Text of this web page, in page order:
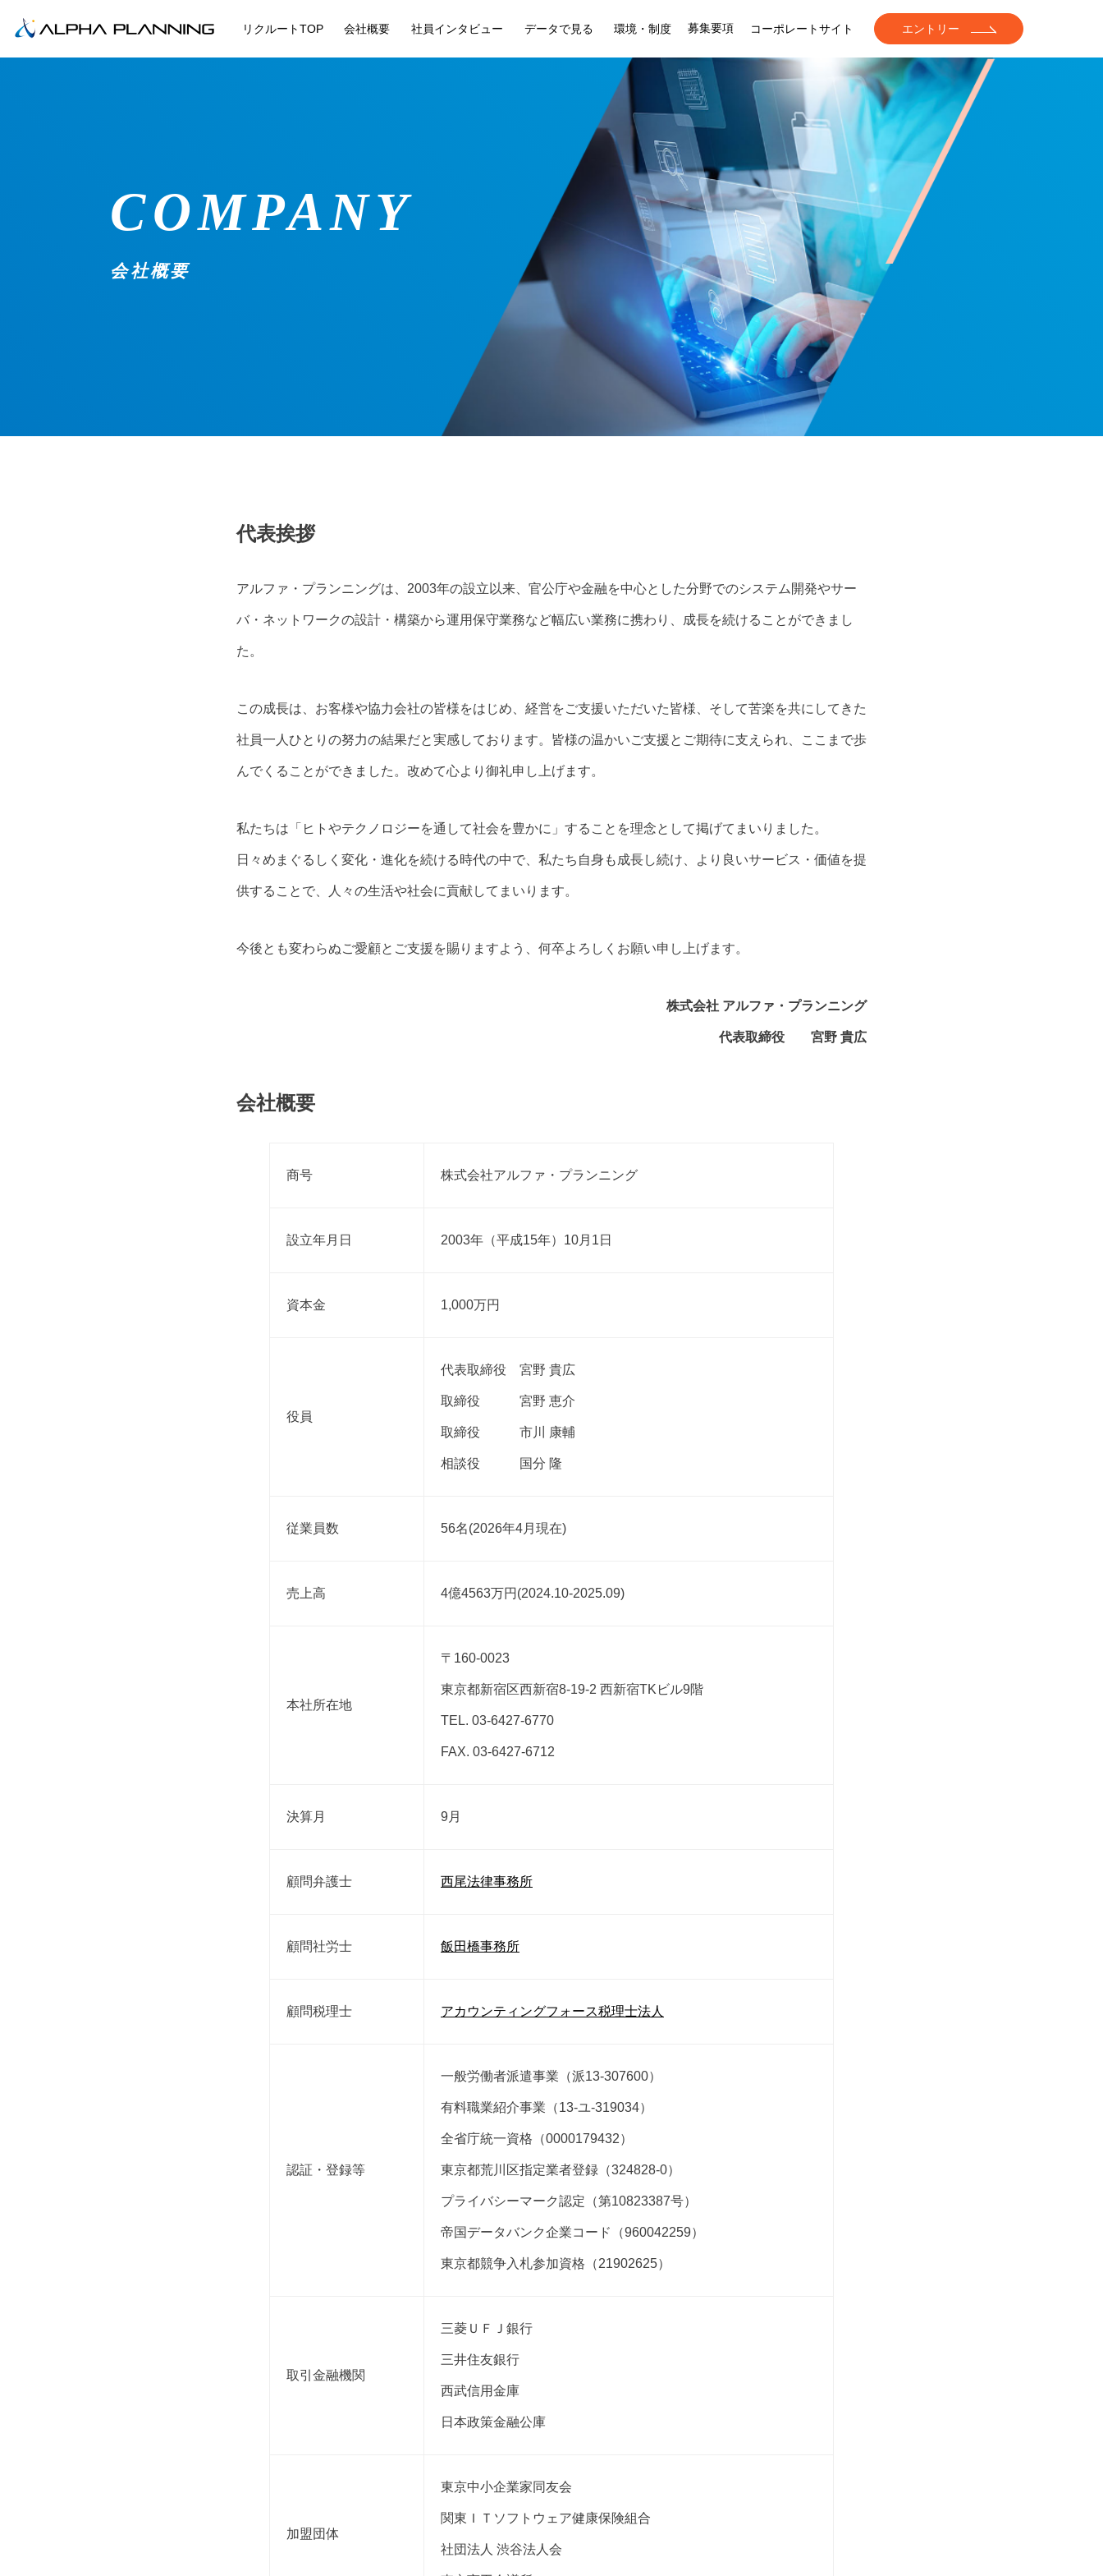
リクルートTOP 会社概要 社員インタビュー データで見る 環境・制度 募集要項 コーポレートサイト エントリー
COMPANY
会社概要
代表挨拶
アルファ・プランニングは、2003年の設立以来、官公庁や金融を中心とした分野でのシステム開発やサー
バ・ネットワークの設計・構築から運用保守業務など幅広い業務に携わり、成長を続けることができまし
た。
この成長は、お客様や協力会社の皆様をはじめ、経営をご支援いただいた皆様、そして苦楽を共にしてきた
社員一人ひとりの努力の結果だと実感しております。皆様の温かいご支援とご期待に支えられ、ここまで歩
んでくることができました。改めて心より御礼申し上げます。
私たちは「ヒトやテクノロジーを通して社会を豊かに」することを理念として掲げてまいりました。
日々めまぐるしく変化・進化を続ける時代の中で、私たち自身も成長し続け、より良いサービス・価値を提
供することで、人々の生活や社会に貢献してまいります。
今後とも変わらぬご愛顧とご支援を賜りますよう、何卒よろしくお願い申し上げます。
株式会社 アルファ・プランニング
代表取締役 宮野 貴広
会社概要
商号 株式会社アルファ・プランニング
設立年月日 2003年（平成15年）10月1日
資本金 1,000万円
役員
代表取締役 宮野 貴広
取締役 宮野 恵介
取締役 市川 康輔
相談役 国分 隆
従業員数 56名(2026年4月現在)
売上高 4億4563万円(2024.10-2025.09)
本社所在地
〒160-0023
東京都新宿区西新宿8-19-2 西新宿TKビル9階
TEL. 03-6427-6770
FAX. 03-6427-6712
決算月 9月
顧問弁護士 西尾法律事務所
顧問社労士 飯田橋事務所
顧問税理士 アカウンティングフォース税理士法人
認証・登録等
一般労働者派遣事業（派13-307600）
有料職業紹介事業（13-ユ-319034）
全省庁統一資格（0000179432）
東京都荒川区指定業者登録（324828-0）
プライバシーマーク認定（第10823387号）
帝国データバンク企業コード（960042259）
東京都競争入札参加資格（21902625）
取引金融機関
三菱ＵＦＪ銀行
三井住友銀行
西武信用金庫
日本政策金融公庫
加盟団体
東京中小企業家同友会
関東ＩＴソフトウェア健康保険組合
社団法人 渋谷法人会